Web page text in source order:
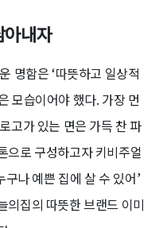
아내자
명함은 ‘따뜻하고 일상적
모습이어야 했다. 가장 먼
고가 있는 면은 가득 찬 파
으로 구성하고자 키비주얼
나 예쁜 집에 살 수 있어’
의집의 따뜻한 브랜드 이미